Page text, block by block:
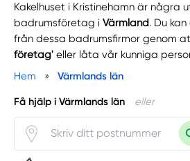
Kakelhuset i Kristinehamn är några
badrumsföretag iVärmland. Du
från dessa badrumsfirmor genom
företag' eller låta vår kunniga
Hem
» Värmlands län
Få hjälp i Värmlands län eller